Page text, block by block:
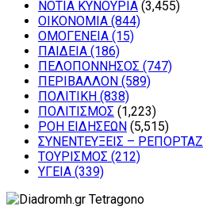
ΝΟΤΙΑ ΚΥΝΟΥΡΙΑ (3,455)
ΟΙΚΟΝΟΜΙΑ (844)
ΟΜΟΓΕΝΕΙΑ (15)
ΠΑΙΔΕΙΑ (186)
ΠΕΛΟΠΟΝΝΗΣΟΣ (747)
ΠΕΡΙΒΑΛΛΟΝ (589)
ΠΟΛΙΤΙΚΗ (838)
ΠΟΛΙΤΙΣΜΟΣ (1,223)
ΡΟΗ ΕΙΔΗΣΕΩΝ (5,515)
ΣΥΝΕΝΤΕΥΞΕΙΣ – ΡΕΠΟΡΤΑΖ
ΤΟΥΡΙΣΜΟΣ (212)
ΥΓΕΙΑ (339)